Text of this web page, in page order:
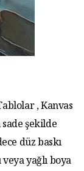
, Kanvas
sade şekilde
düz baskı
yağlı boya